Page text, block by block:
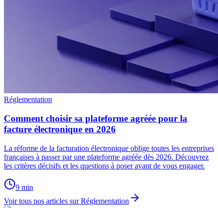
Réglementation
Comment choisir sa plateforme agréée pour la
facture électronique en 2026
La réforme de la facturation électronique oblige toutes les entreprises
françaises à passer par une plateforme agréée dès 2026. Découvrez
les critères décisifs et les questions à poser avant de vous engager.
9 min
Voir tous nos articles sur Réglementation